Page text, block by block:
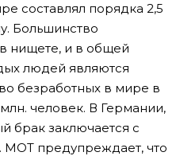
составлял порядка 2,5
Большинство
нищете, и в общей
людей являются
безработных в мире в
человек. В Германии,
брак заключается с
МОТ предупреждает, что